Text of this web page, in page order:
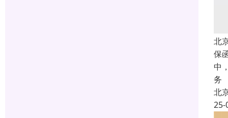
北
保
中
务
北
25-